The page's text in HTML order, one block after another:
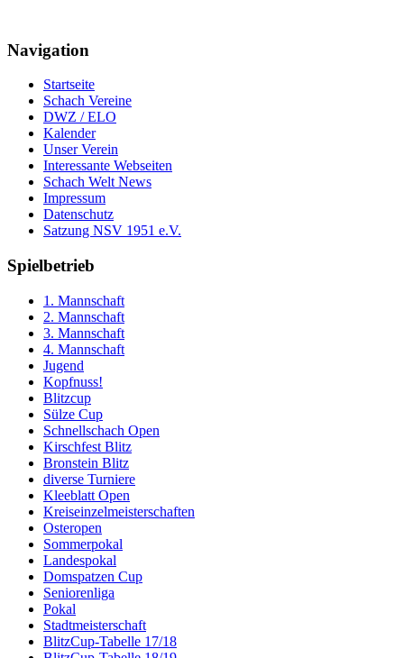
Navigation
Startseite
Schach Vereine
DWZ / ELO
Kalender
Unser Verein
Interessante Webseiten
Schach Welt News
Impressum
Datenschutz
Satzung NSV 1951 e.V.
Spielbetrieb
1. Mannschaft
2. Mannschaft
3. Mannschaft
4. Mannschaft
Jugend
Kopfnuss!
Blitzcup
Sülze Cup
Schnellschach Open
Kirschfest Blitz
Bronstein Blitz
diverse Turniere
Kleeblatt Open
Kreiseinzelmeisterschaften
Osteropen
Sommerpokal
Landespokal
Domspatzen Cup
Seniorenliga
Pokal
Stadtmeisterschaft
BlitzCup-Tabelle 17/18